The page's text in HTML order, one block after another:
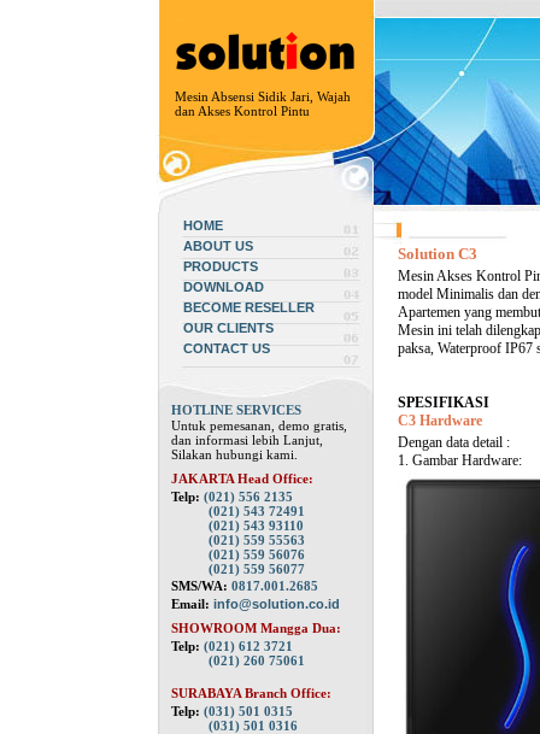
Mesin Absensi Sidik Jari, Wajah
dan Akses Kontrol Pintu
HOME
ABOUT US
PRODUCTS
DOWNLOAD
BECOME RESELLER
OUR CLIENTS
CONTACT US
HOTLINE SERVICES
Untuk pemesanan, demo gratis,
dan informasi lebih Lanjut,
Silakan hubungi kami.
JAKARTA Head Office:
Telp: (021) 556 2135
(021) 543 72491
(021) 543 93110
(021) 559 55563
(021) 559 56076
(021) 559 56077
SMS/WA: 0817.001.2685
Email: info@solution.co.id
SHOWROOM Mangga Dua:
Telp: (021) 612 3721
(021) 260 75061
SURABAYA Branch Office:
Telp: (031) 501 0315
(031) 501 0316
Solution C3
Mesin Akses Kontrol
model Minimalis dan
Apartemen yang
Mesin ini telah
paksa, Waterproof IP67
SPESIFIKASI
C3 Hardware
Dengan data detail :
1. Gambar Hardware: